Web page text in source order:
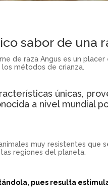
sabor de una
de raza Angus es un
métodos de crianza.
únicas,
a nivel mundial
muy resistentes que
regiones del planeta.
pues resulta